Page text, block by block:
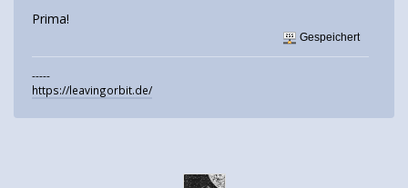
Prima!
Gespeichert
-----
https://leavingorbit.de/